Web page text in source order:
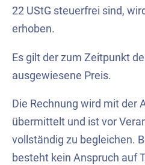
22 UStG steuerfrei sind,
erhoben.
Es gilt der zum Zeitpunkt
ausgewiesene Preis.
Die Rechnung wird mit der
übermittelt und ist vor
vollständig zu begleichen.
besteht kein Anspruch auf